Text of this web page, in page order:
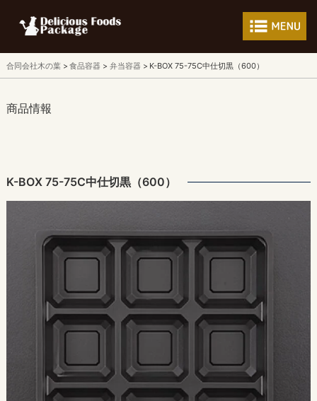
フードパッケー
合同会社木の葉 食品容器 弁当容器 K-BOX 75-75C中仕切黒（600）
商品情報
K-BOX 75-75C中仕切黒（600）